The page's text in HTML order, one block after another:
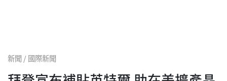
新聞 / 國際新聞